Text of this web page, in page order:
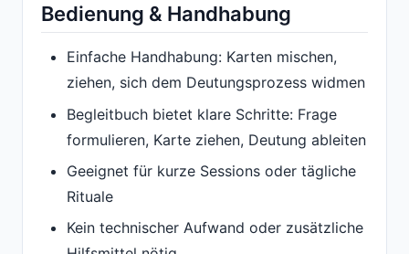
Bedienung & Handhabung
Einfache Handhabung: Karten mischen,
ziehen, sich dem Deutungsprozess widmen
Begleitbuch bietet klare Schritte: Frage
formulieren, Karte ziehen, Deutung ableiten
Geeignet für kurze Sessions oder tägliche
Rituale
Kein technischer Aufwand oder zusätzliche